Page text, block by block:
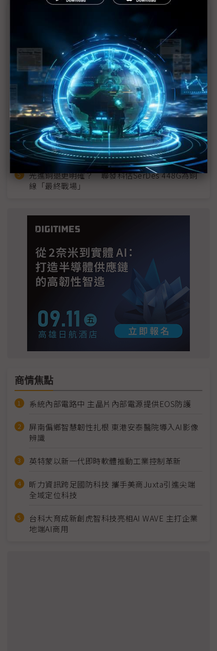
MLCC訂單過熱、出貨比創高 村田示警全球AI基
建熱潮將趨緩
2027全年記憶體產能提前售罄 買家「祕而不
宣」只怕買不夠
英特爾EMIB良率達標 聯發科第2代ASIC產品
2028準時量產
SpaceX晶片採購大轉向 Elon Musk捨超微全面
採用NVIDIA
光進銅退更明確？ 聯發科估SerDes 448G為銅
線「最終戰場」
商情焦點
系統內部電路中 主晶片內部電源提供EOS防護
屏南偏鄉智慧韌性扎根 東港安泰醫院導入AI影像
辨識
英特蒙以新一代即時軟體推動工業控制革新
昕力資訊跨足國防科技 攜手美商Juxta引進尖端
全域定位科技
台科大育成新創虎智科技亮相AI WAVE 主打企業
地端AI商用